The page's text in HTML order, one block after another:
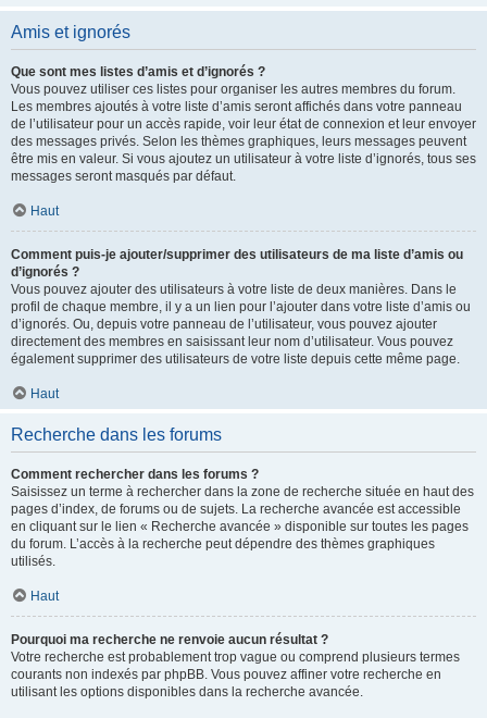
Amis et ignorés
Que sont mes listes d’amis et d’ignorés ?
Vous pouvez utiliser ces listes pour organiser les autres membres du forum.
Les membres ajoutés à votre liste d’amis seront affichés dans votre panneau
de l’utilisateur pour un accès rapide, voir leur état de connexion et leur envoyer
des messages privés. Selon les thèmes graphiques, leurs messages peuvent
être mis en valeur. Si vous ajoutez un utilisateur à votre liste d’ignorés, tous ses
messages seront masqués par défaut.
Haut
Comment puis-je ajouter/supprimer des utilisateurs de ma liste d’amis ou
d’ignorés ?
Vous pouvez ajouter des utilisateurs à votre liste de deux manières. Dans le
profil de chaque membre, il y a un lien pour l’ajouter dans votre liste d’amis ou
d’ignorés. Ou, depuis votre panneau de l’utilisateur, vous pouvez ajouter
directement des membres en saisissant leur nom d’utilisateur. Vous pouvez
également supprimer des utilisateurs de votre liste depuis cette même page.
Haut
Recherche dans les forums
Comment rechercher dans les forums ?
Saisissez un terme à rechercher dans la zone de recherche située en haut des
pages d’index, de forums ou de sujets. La recherche avancée est accessible
en cliquant sur le lien « Recherche avancée » disponible sur toutes les pages
du forum. L’accès à la recherche peut dépendre des thèmes graphiques
utilisés.
Haut
Pourquoi ma recherche ne renvoie aucun résultat ?
Votre recherche est probablement trop vague ou comprend plusieurs termes
courants non indexés par phpBB. Vous pouvez affiner votre recherche en
utilisant les options disponibles dans la recherche avancée.